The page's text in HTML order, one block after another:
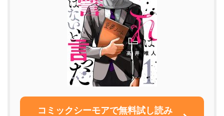
コミックシーモアで無料試し読み